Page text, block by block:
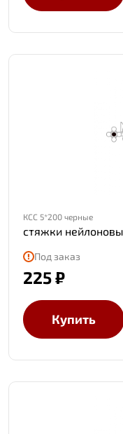
КСС 5*200 черные
стяжки
Под заказ
225 ₽
Купить